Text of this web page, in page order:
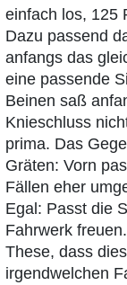
einfach los, 125
Dazu passend
anfangs das
eine passende
Beinen saß
Knieschluss
prima. Das
Gräten: Vorn
Fällen eher
Egal: Passt die
Fahrwerk
These, dass
irgendwelchen